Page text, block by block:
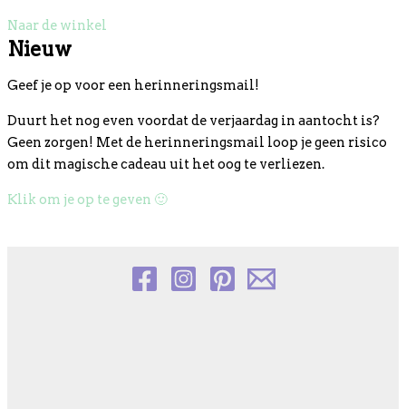
Naar de winkel
Nieuw
Geef je op voor een herinneringsmail!
Duurt het nog even voordat de verjaardag in aantocht is?
Geen zorgen! Met de herinneringsmail loop je geen risico
om dit magische cadeau uit het oog te verliezen.
Klik om je op te geven 🙂